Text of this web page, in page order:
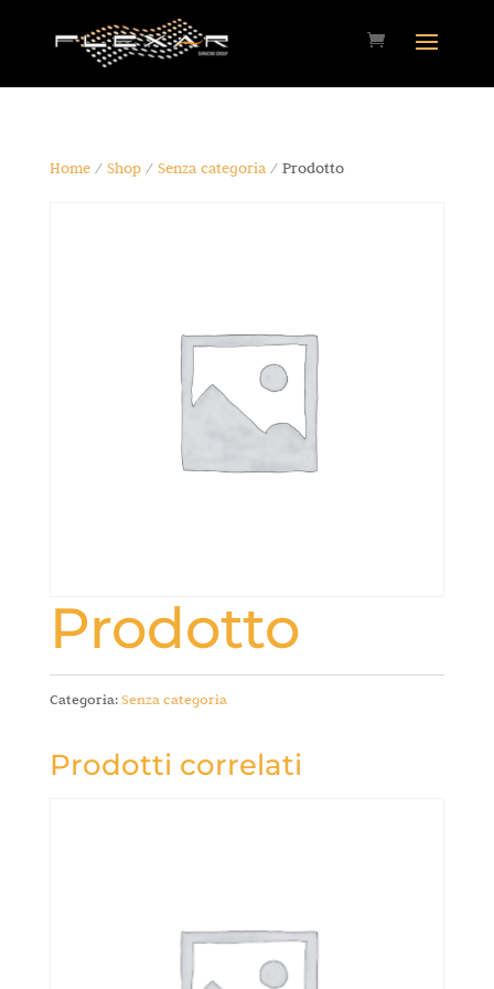
Home/ Shop/ Senza categoria/ Prodotto
Prodotto
Categoria:Senza categoria
Prodotti correlati